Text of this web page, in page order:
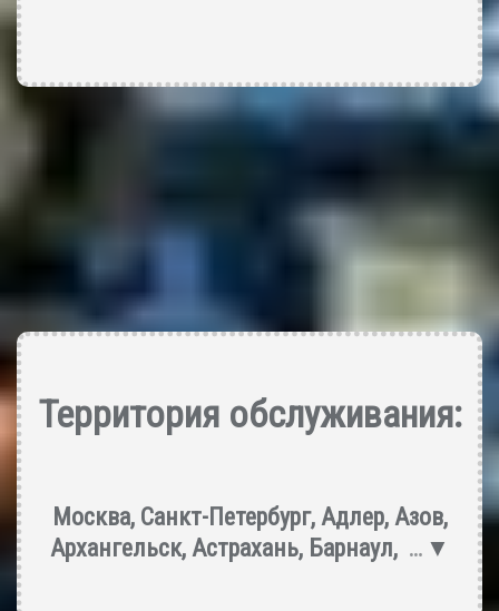
Территория обслуживания:
Москва, Санкт-Петербург, Адлер, Азов,
Архангельск, Астрахань, Барнаул,